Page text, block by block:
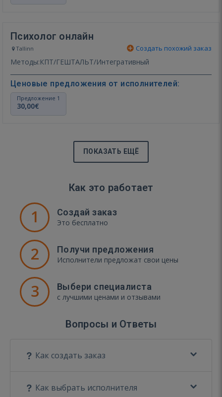
Психолог онлайн
Tallinn Создать похожий заказ
Методы:КПТ/ГЕШТАЛЬТ/Интегративный
Ценовые предложения от исполнителей:
Предложение 1
30,00€
ПОКАЗАТЬ ЕЩЁ
Как это работает
1 Создай заказ
Это бесплатно
2 Получи предложения
Исполнители предложат свои цены
3 Выбери специалиста
с лучшими ценами и отзывами
Вопросы и Ответы
Как создать заказ
Как выбрать исполнителя